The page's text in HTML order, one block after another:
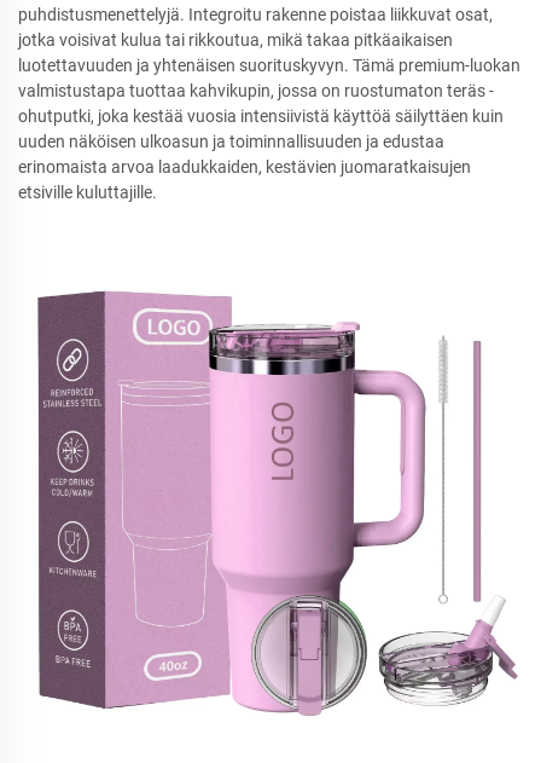
puhdistusmenettelyjä. Integroitu rakenne poistaa liikkuvat osat,
jotka voisivat kulua tai rikkoutua, mikä takaa pitkäaikaisen
luotettavuuden ja yhtenäisen suorituskyvyn. Tämä premium-luokan
valmistustapa tuottaa kahvikupin, jossa on ruostumaton teräs -
ohutputki, joka kestää vuosia intensiivistä käyttöä säilyttäen kuin
uuden näköisen ulkoasun ja toiminnallisuuden ja edustaa
erinomaista arvoa laadukkaiden, kestävien juomaratkaisujen
etsiville kuluttajille.